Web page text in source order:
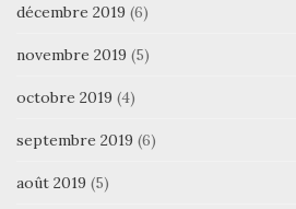
décembre 2019 (6)
novembre 2019 (5)
octobre 2019 (4)
septembre 2019 (6)
août 2019 (5)